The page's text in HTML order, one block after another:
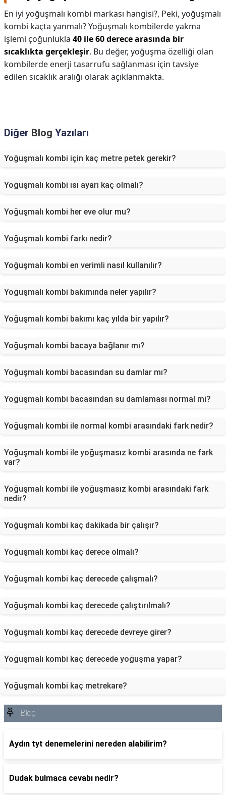
En iyi yoğuşmalı kombi markası hangisi?, Peki, yoğuşmalı
kombi kaçta yanmalı? Yoğuşmalı kombilerde yakma
işlemi çoğunlukla 40 ile 60 derece arasında bir
sıcaklıkta gerçekleşir. Bu değer, yoğuşma özelliği olan
kombilerde enerji tasarrufu sağlanması için tavsiye
edilen sıcaklık aralığı olarak açıklanmakta.
Diğer Blog Yazıları
Yoğuşmalı kombi için kaç metre petek gerekir?
Yoğuşmalı kombi ısı ayarı kaç olmalı?
Yoğuşmalı kombi her eve olur mu?
Yoğuşmalı kombi farkı nedir?
Yoğuşmalı kombi en verimli nasıl kullanılır?
Yoğuşmalı kombi bakımında neler yapılır?
Yoğuşmalı kombi bakımı kaç yılda bir yapılır?
Yoğuşmalı kombi bacaya bağlanır mı?
Yoğuşmalı kombi bacasından su damlar mı?
Yoğuşmalı kombi bacasından su damlaması normal mi?
Yoğuşmalı kombi ile normal kombi arasındaki fark nedir?
Yoğuşmalı kombi ile yoğuşmasız kombi arasında ne fark
var?
Yoğuşmalı kombi ile yoğuşmasız kombi arasındaki fark
nedir?
Yoğuşmalı kombi kaç dakikada bir çalışır?
Yoğuşmalı kombi kaç derece olmalı?
Yoğuşmalı kombi kaç derecede çalışmalı?
Yoğuşmalı kombi kaç derecede çalıştırılmalı?
Yoğuşmalı kombi kaç derecede devreye girer?
Yoğuşmalı kombi kaç derecede yoğuşma yapar?
Yoğuşmalı kombi kaç metrekare?
Blog
Aydın tyt denemelerini nereden alabilirim?
Dudak bulmaca cevabı nedir?